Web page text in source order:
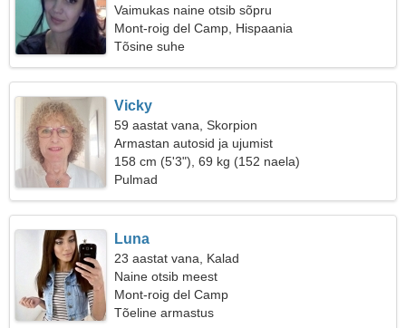
Vaimukas naine otsib sõpru
Mont-roig del Camp, Hispaania
Tõsine suhe
Vicky
59 aastat vana, Skorpion
Armastan autosid ja ujumist
158 cm (5'3"), 69 kg (152 naela)
Pulmad
Luna
23 aastat vana, Kalad
Naine otsib meest
Mont-roig del Camp
Tõeline armastus